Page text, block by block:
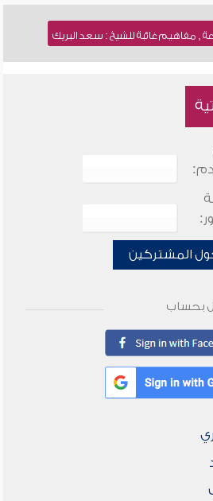
, مفاهيم غائبة للشيخ : سعد البريك
المشتركين
بحساب